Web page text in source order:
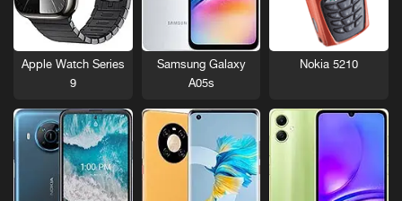
Nokia 5210
Samsung Galaxy
A05s
Apple Watch Series
9